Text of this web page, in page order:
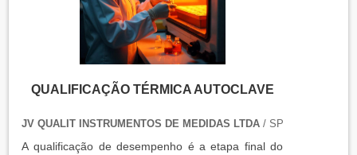
QUALIFICAÇÃO TÉRMICA AUTOCLAVE
JV QUALIT INSTRUMENTOS DE MEDIDAS LTDA/ SP
A qualificação de desempenho é a etapa final do